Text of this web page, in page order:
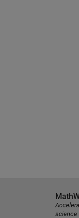
science